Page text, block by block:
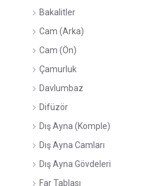
Bakalitler
Cam (Arka)
Cam (Ön)
Çamurluk
Davlumbaz
Difüzör
Dış Ayna (Komple)
Dış Ayna Camları
Dış Ayna Gövdeleri
Far Tablası